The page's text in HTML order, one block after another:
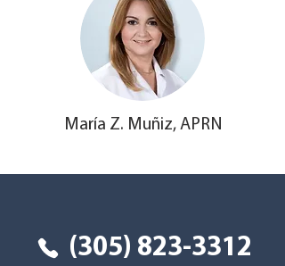
María Z. Muñiz, APRN
(305) 823-3312